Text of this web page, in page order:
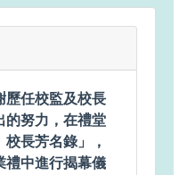
歷任校監及校長
的努力，在禮堂
長芳名錄」，
禮中進行揭幕儀